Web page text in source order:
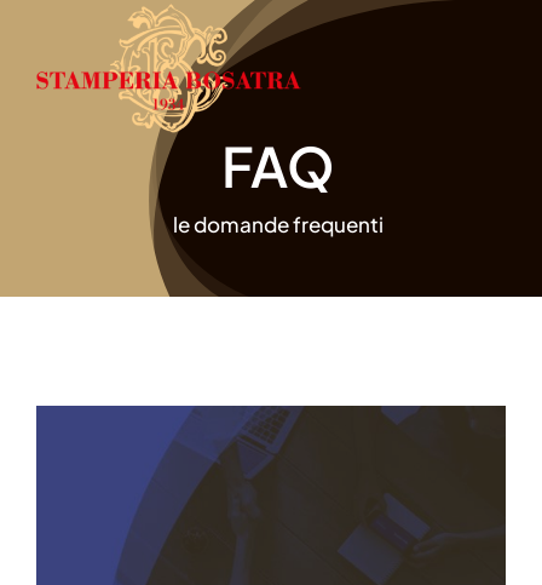
contenuto
FAQ
le domande frequenti